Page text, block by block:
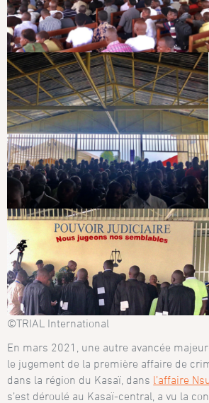
©TRIAL International
En mars 2021, une autre avancée
le jugement de la première affaire de
dans la région du Kasaï, dans l’affaire
s’est déroulé au Kasaï-central, a vu la